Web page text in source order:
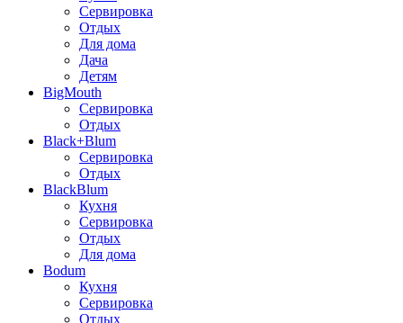
Сервировка
Отдых
Для дома
Дача
Детям
BigMouth
Сервировка
Отдых
Black+Blum
Сервировка
Отдых
BlackBlum
Кухня
Сервировка
Отдых
Для дома
Bodum
Кухня
Сервировка
Отдых